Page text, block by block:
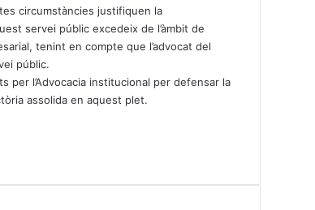
circumstàncies justifiquen la
servei públic excedeix de l’àmbit de
tenint en compte que l’advocat del
públic.
per l’Advocacia institucional per defensar la
assolida en aquest plet.